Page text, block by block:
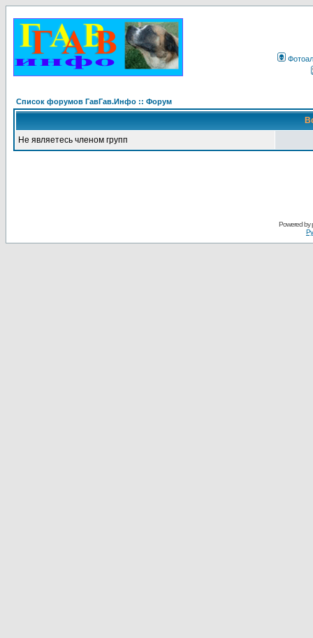
Список форумов ГавГав.Инфо :: Форум
Не являетесь членом групп
Powered by